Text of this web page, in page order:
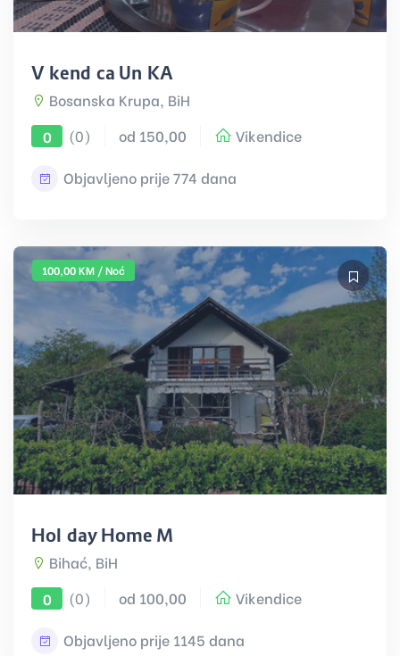
Vikendica UniKA
Bosanska Krupa, BiH
0
(0) od 150,00 Vikendice
Objavljeno prije 774 dana
100,00 KM / Noć
Holiday Home M
Bihać, BiH
0
(0) od 100,00 Vikendice
Objavljeno prije 1145 dana